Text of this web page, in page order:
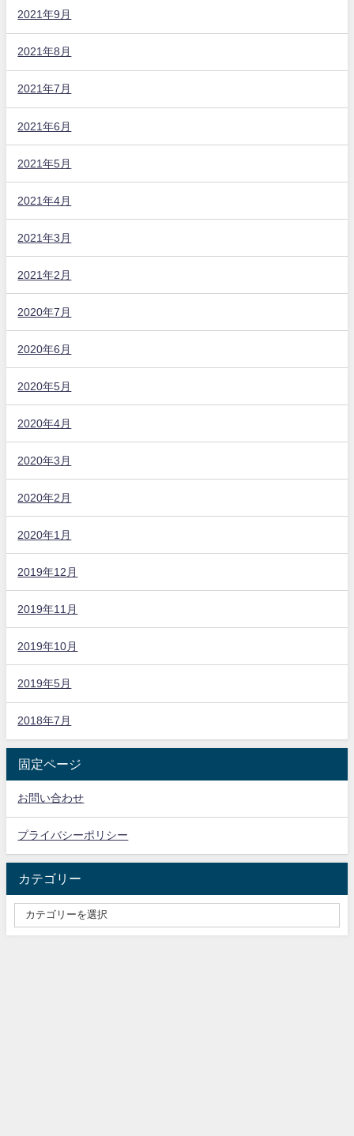
2021年9月
2021年8月
2021年7月
2021年6月
2021年5月
2021年4月
2021年3月
2021年2月
2020年7月
2020年6月
2020年5月
2020年4月
2020年3月
2020年2月
2020年1月
2019年12月
2019年11月
2019年10月
2019年5月
2018年7月
固定ページ
お問い合わせ
プライバシーポリシー
カテゴリー